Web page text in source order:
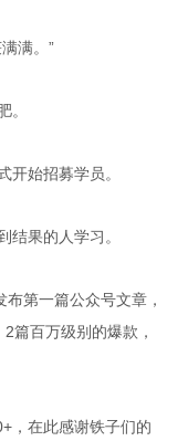
满。”
。
开始招募学员。
结果的人学习。
第一篇公众号文章，
篇百万级别的爆款，
，在此感谢铁子们的